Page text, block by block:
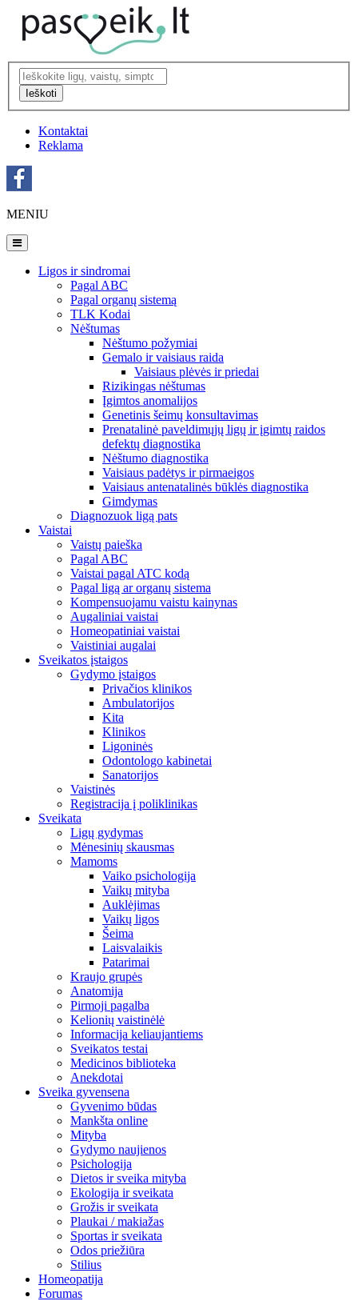
Ieškoti
Kontaktai
Reklama
MENIU
Ligos ir sindromai
Pagal ABC
Pagal organų sistemą
TLK Kodai
Nėštumas
Nėštumo požymiai
Gemalo ir vaisiaus raida
Vaisiaus plėvės ir priedai
Rizikingas nėštumas
Įgimtos anomalijos
Genetinis šeimų konsultavimas
Prenatalinė paveldimųjų ligų ir įgimtų raidos
defektų diagnostika
Nėštumo diagnostika
Vaisiaus padėtys ir pirmaeigos
Vaisiaus antenatalinės būklės diagnostika
Gimdymas
Diagnozuok ligą pats
Vaistai
Vaistų paieška
Pagal ABC
Vaistai pagal ATC kodą
Pagal ligą ar organų sistema
Kompensuojamu vaistu kainynas
Augaliniai vaistai
Homeopatiniai vaistai
Vaistiniai augalai
Sveikatos įstaigos
Gydymo įstaigos
Privačios klinikos
Ambulatorijos
Kita
Klinikos
Ligoninės
Odontologo kabinetai
Sanatorijos
Vaistinės
Registracija į poliklinikas
Sveikata
Ligų gydymas
Mėnesinių skausmas
Mamoms
Vaiko psichologija
Vaikų mityba
Auklėjimas
Vaikų ligos
Šeima
Laisvalaikis
Patarimai
Kraujo grupės
Anatomija
Pirmoji pagalba
Kelionių vaistinėlė
Informacija keliaujantiems
Sveikatos testai
Medicinos biblioteka
Anekdotai
Sveika gyvensena
Gyvenimo būdas
Mankšta online
Mityba
Gydymo naujienos
Psichologija
Dietos ir sveika mityba
Ekologija ir sveikata
Grožis ir sveikata
Plaukai / makiažas
Sportas ir sveikata
Odos priežiūra
Stilius
Homeopatija
Forumas